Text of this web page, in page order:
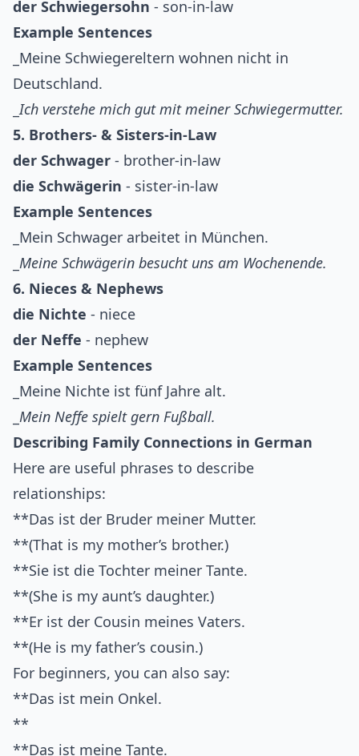
der Schwiegersohn - son-in-law
Example Sentences
_Meine Schwiegereltern wohnen nicht in
Deutschland.
_Ich verstehe mich gut mit meiner Schwiegermutter.
5. Brothers- & Sisters-in-Law
der Schwager - brother-in-law
die Schwägerin - sister-in-law
Example Sentences
_Mein Schwager arbeitet in München.
Meine Schwägerin besucht uns am Wochenende.
6. Nieces & Nephews
die Nichte - niece
der Neffe - nephew
Example Sentences
_Meine Nichte ist fünf Jahre alt.
Mein Neffe spielt gern Fußball.
Describing Family Connections in German
Here are useful phrases to describe
relationships:
**Das ist der Bruder meiner Mutter.
**(That is my mother’s brother.)
**Sie ist die Tochter meiner Tante.
**(She is my aunt’s daughter.)
**Er ist der Cousin meines Vaters.
**(He is my father’s cousin.)
For beginners, you can also say:
**Das ist mein Onkel.
**
**Das ist meine Tante.